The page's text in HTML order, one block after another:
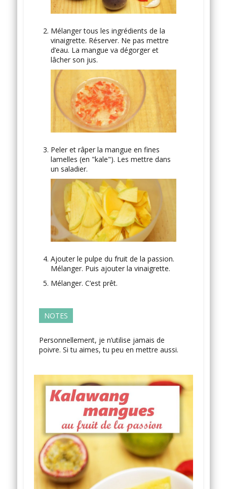
Mélanger tous les ingrédients de la
vinaigrette. Réserver. Ne pas mettre
d’eau. La mangue va dégorger et
lâcher son jus.
Peler et râper la mangue en fines
lamelles (en "kale"). Les mettre dans
un saladier.
Ajouter le pulpe du fruit de la passion.
Mélanger. Puis ajouter la vinaigrette.
Mélanger. C’est prêt.
NOTES
Personnellement, je n’utilise jamais de
poivre. Si tu aimes, tu peu en mettre aussi.